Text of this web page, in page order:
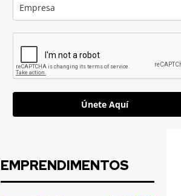
Únete Aquí
EMPRENDIMENTOS